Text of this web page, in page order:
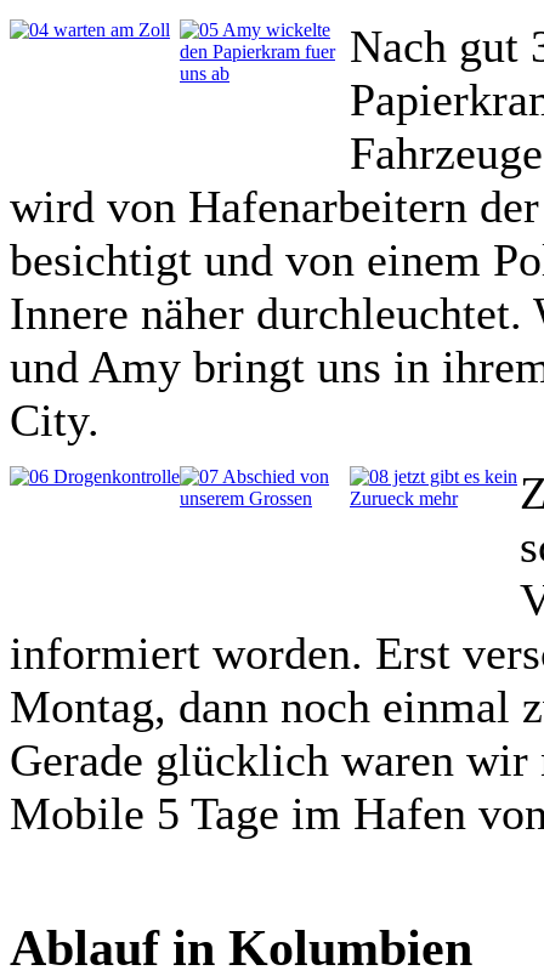
Nach gut
wird von Hafenarbeitern
besichtigt und von einem
Innere näher durchleuchtet.
und Amy bringt uns in
City.
informiert worden. Erst
Montag, dann noch einmal
Gerade glücklich waren wir
Mobile 5 Tage im Hafen
Ablauf in Kolumbien